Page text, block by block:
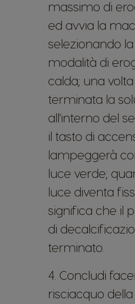
massimo di
ed avvia la
selezionando la
modalità di
calda; una volta
terminata la
all'interno del
il tasto di
lampeggerà
luce verde;
luce diventa
significa che il
di
terminato.
4. Concludi
risciacquo della